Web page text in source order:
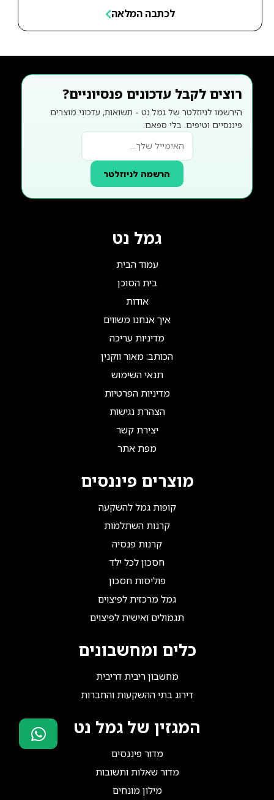
לכתבה המלאה
רוצים לקבל עדכונים פנסיוניים?
הירשמו לניוזלטר של גמל.נט - תשואות, עדכוני מוצרים
פיננסיים וטיפים. בלי ספאם.
הרשמה לניוזלטר
גמל נט
עמוד הבית
בית הסוכן
אודות
איך אנחנו משווים
מדיניות עריכה
הכותב: מאור ווקנין
תנאי השימוש
מדיניות הפרטיות
הצהרת נגישות
יצירת קשר
מפת אתר
מוצרים פיננסים
קופות גמל להשקעה
קרנות השתלמות
קרנות פנסיה
חסכון לכל ילד
פוליסות חסכון
גמל מרכזית לפיצוים
תגמולים ואישית לפיצוים
כלים ומחשבונים
מחשבון ריבית דריבית
דירוג בתי ההשקעות והחברות
המגזין של גמל נט
מדור פיננסים
מדור שאלות ותשובות
מילון מונחים